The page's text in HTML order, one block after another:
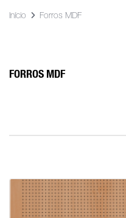
Início Forros MDF
FORROS MDF